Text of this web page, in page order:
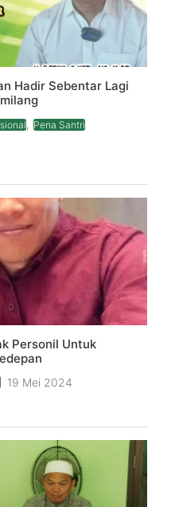
Hadir Sebentar Lagi
, Pena Santri
Personil Untuk
19 Mei 2024